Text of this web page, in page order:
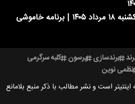
جدول قطعی برق یزد روز یکشنبه ۱۸ مرداد ۱۴۰۵ | برنامه خاموشی
برندسازی پرسون کلبه سرگرمی
نظمی نوین
است و نشر مطالب با ذکر منبع بلامانع